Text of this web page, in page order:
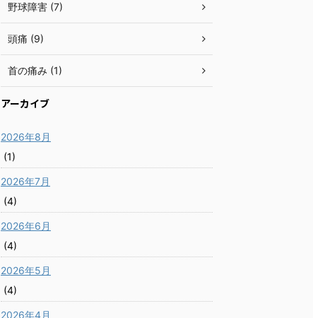
野球障害 (7)
頭痛 (9)
首の痛み (1)
アーカイブ
2026年8月
(1)
2026年7月
(4)
2026年6月
(4)
2026年5月
(4)
2026年4月